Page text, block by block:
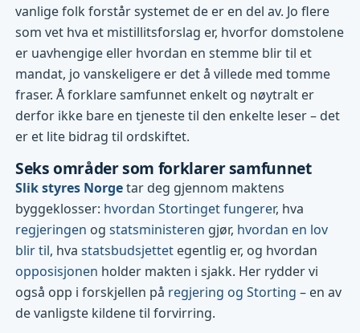
vanlige folk forstår systemet de er en del av. Jo flere
som vet hva et mistillitsforslag er, hvorfor domstolene
er uavhengige eller hvordan en stemme blir til et
mandat, jo vanskeligere er det å villede med tomme
fraser. Å forklare samfunnet enkelt og nøytralt er
derfor ikke bare en tjeneste til den enkelte leser – det
er et lite bidrag til ordskiftet.
Seks områder som forklarer samfunnet
Slik styres Norgetar deg gjennom maktens
byggeklosser: hvordan Stortinget fungerer, hva
regjeringen ogstatsministeren gjør, hvordan en lov
blir til, hvastatsbudsjettet egentlig er, og hvordan
opposisjonen holder makten i sjakk. Her rydder vi
også opp i forskjellen på regjering og Storting – en av
de vanligste kildene til forvirring.